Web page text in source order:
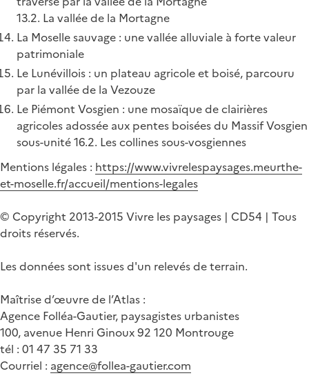
13.2. La vallée de la Mortagne
La Moselle sauvage : une vallée alluviale à forte valeur
patrimoniale
Le Lunévillois : un plateau agricole et boisé, parcouru
par la vallée de la Vezouze
Le Piémont Vosgien : une mosaïque de clairières
agricoles adossée aux pentes boisées du Massif Vosgien
sous-unité 16.2. Les collines sous-vosgiennes
Mentions légales : https://www.vivrelespaysages.meurthe-
et-moselle.fr/accueil/mentions-legales
© Copyright 2013-2015 Vivre les paysages | CD54 | Tous
droits réservés.
Les données sont issues d'un relevés de terrain.
Maîtrise d’œuvre de l’Atlas :
Agence Folléa-Gautier, paysagistes urbanistes
100, avenue Henri Ginoux 92 120 Montrouge
tél : 01 47 35 71 33
Courriel : agence@follea-gautier.com